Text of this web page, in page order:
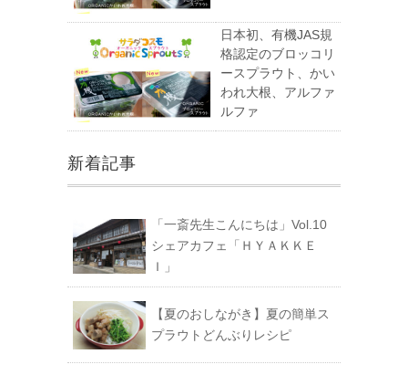
日本初、有機JAS規
格認定のブロッコリ
ースプラウト、かい
われ大根、アルファ
ルファ
新着記事
「一斎先生こんにちは」Vol.10
シェアカフェ「ＨＹＡＫＫＥ
Ｉ」
【夏のおしながき】夏の簡単ス
プラウトどんぶりレシピ